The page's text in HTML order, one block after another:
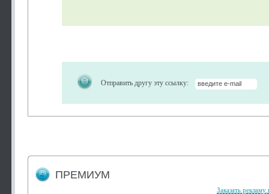
Отправить другу эту ссылку:
ПРЕМИУМ
Заказать рекламу